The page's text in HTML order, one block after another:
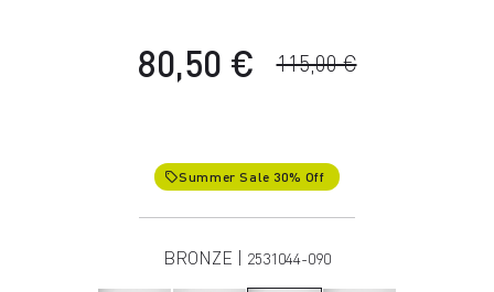
80,50 € 115,00 €
local_offerSummer Sale 30% Off
BRONZE | 2531044-090